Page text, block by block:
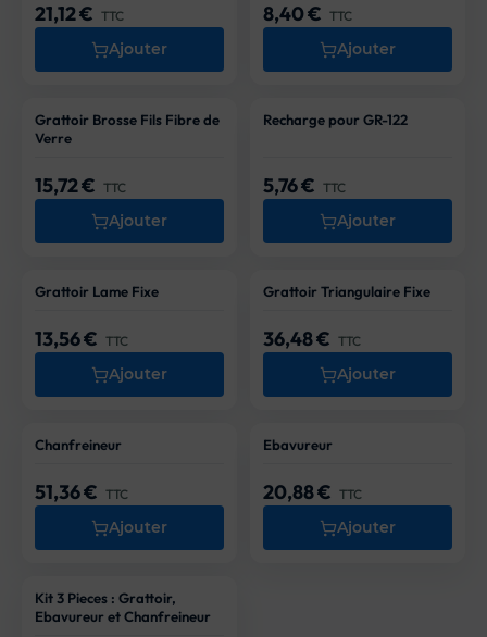
Prix
21,12 € TTC
Ajouter
Prix
8,40 € TTC
Ajouter
Grattoir Brosse Fils Fibre de
Verre
Prix
15,72 € TTC
Ajouter
Recharge pour GR-122
Prix
5,76 € TTC
Ajouter
Grattoir Lame Fixe
Prix
13,56 € TTC
Ajouter
Grattoir Triangulaire Fixe
Prix
36,48 € TTC
Ajouter
Chanfreineur
Prix
51,36 € TTC
Ajouter
Ebavureur
Prix
20,88 € TTC
Ajouter
Kit 3 Pieces : Grattoir,
Ebavureur et Chanfreineur